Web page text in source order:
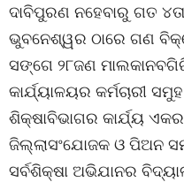
ଦାବିପୁରଣ ନହେବାରୁ ଗତ
ଭୁବନେଶ୍ୱର ଠାରେ ଗଣ
ସଙ୍ଗେ ୨୮ଜଣ
କାର୍ଯ୍ୟାଳୟର କର୍ମଚାରୀ
ଶିକ୍ଷାବିଭାଗର କାର୍ଯ୍ୟ
ଜିଲ୍ଲାସଂଯୋଜକ ଓ ପିଅନ
ସର୍ବଶିକ୍ଷା ଅଭିଯାନର